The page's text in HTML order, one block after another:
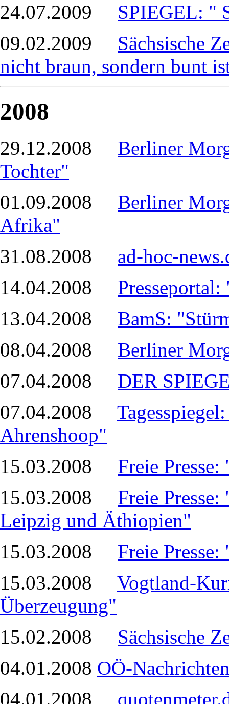
24.07.2009 SPIEGEL: "
09.02.2009 Sächsische
nicht braun, sondern bunt
2008
29.12.2008 Berliner
Tochter"
01.09.2008 Berliner
Afrika"
31.08.2008 ad-hoc-
14.04.2008
13.04.2008 BamS:
08.04.2008 Berliner
07.04.2008 DER
07.04.2008
Ahrenshoop"
15.03.2008 Freie
15.03.2008 Freie
Leipzig und Äthiopien"
15.03.2008 Freie Presse:
15.03.2008 Vogtland-
Überzeugung"
15.02.2008 Sächsische
04.01.2008 OÖ-
04.01.2008